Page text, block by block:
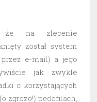
że na zlecenie
został system
e-mail) a jego
jak zwykle
o korzystających
zgrozo!) pedofilach,